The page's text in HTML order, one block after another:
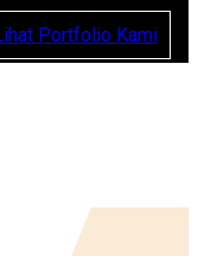
Portfolio Kami